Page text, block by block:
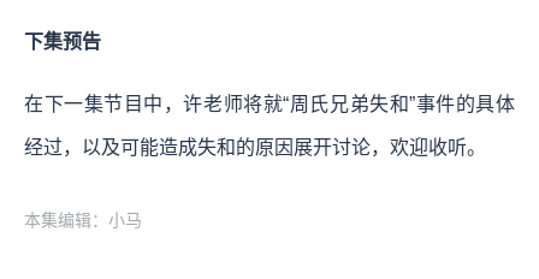
下集预告
在下一集节目中，许老师将就“周氏兄弟失和”事件的具体
经过，以及可能造成失和的原因展开讨论，欢迎收听。
本集编辑：小马